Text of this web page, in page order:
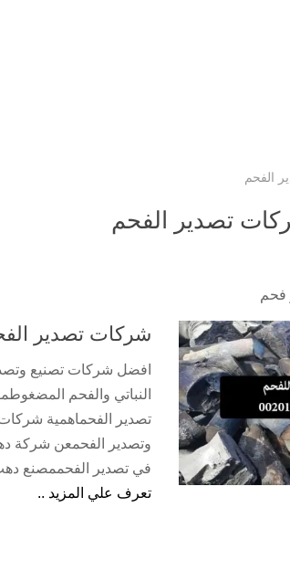
الفحم
تصدير الفحم
فحم
شركات تصدير
افضل شركات تصنيع
النباتي والفحم
تصدير الفحماهمية
وتصدير الفحمعن شركة
في تصدير الفحممصنع
تعرف علي المزيد ..